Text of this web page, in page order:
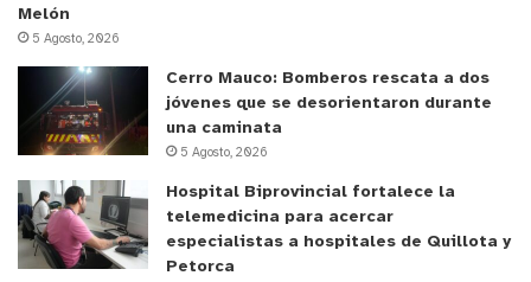
Melón
5 Agosto, 2026
Cerro Mauco: Bomberos rescata a dos
jóvenes que se desorientaron durante
una caminata
5 Agosto, 2026
Hospital Biprovincial fortalece la
telemedicina para acercar
especialistas a hospitales de Quillota y
Petorca